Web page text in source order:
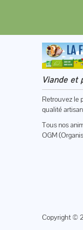
Viande et
Retrouvez le
qualité
Tous nos
OGM
Copyright ©